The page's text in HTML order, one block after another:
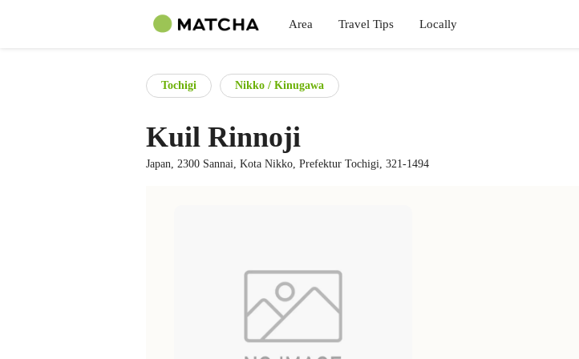
Area Travel Tips Locally
Tochigi Nikko / Kinugawa
Kuil Rinnoji
Japan, 2300 Sannai, Kota Nikko, Prefektur Tochigi, 321-1494